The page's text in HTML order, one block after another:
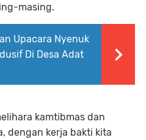
masing.
Upacara Nyenuk
Di Desa Adat
kamtibmas dan
dengan kerja bakti kita